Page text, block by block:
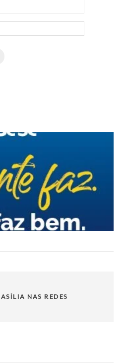
NAS REDES